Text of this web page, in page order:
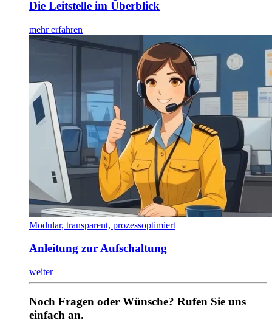
Die Leitstelle im Überblick
mehr erfahren
Modular, transparent, prozessoptimiert
Anleitung zur Aufschaltung
weiter
Noch Fragen oder Wünsche? Rufen Sie uns
einfach an.